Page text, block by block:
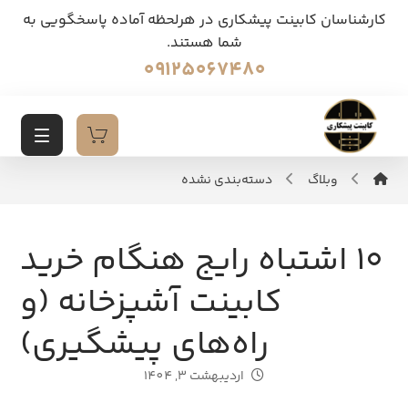
کارشناسان کابینت پیشکاری در هرلحظه آماده پاسخگویی به
شما هستند.
09125067480
وبلاگ دسته‌بندی نشده
۱۰ اشتباه رایج هنگام خرید
کابینت آشپزخانه (و
راه‌های پیشگیری)
اردیبهشت 3, 1404